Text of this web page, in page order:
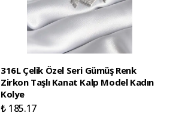
316L Çelik Özel Seri Gümüş Renk
Zirkon Taşlı Kanat Kalp Model Kadın
Kolye
₺ 185.17